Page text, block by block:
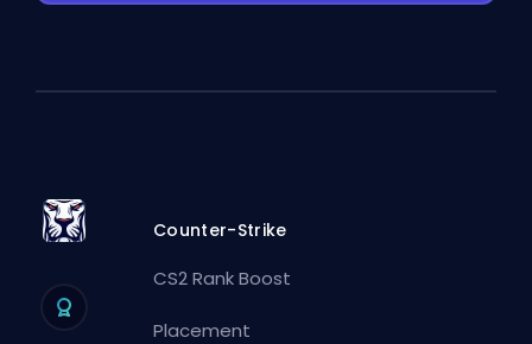
Counter-Strike
CS2 Rank Boost
Placement